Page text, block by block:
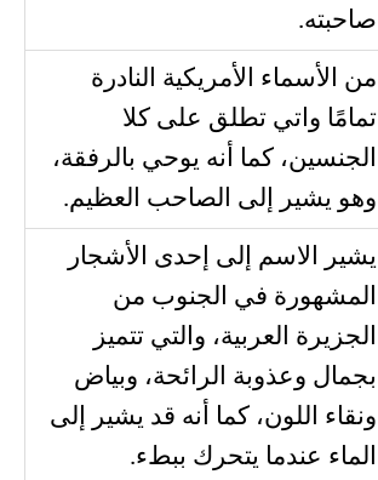
صاحبته.
من الأسماء الأمريكية النادرة
تمامًا واتي تطلق على كلا
الجنسين، كما أنه يوحي بالرفقة،
وهو يشير إلى الصاحب العظيم.
يشير الاسم إلى إحدى الأشجار
المشهورة في الجنوب من
الجزيرة العربية، والتي تتميز
بجمال وعذوبة الرائحة، وبياض
ونقاء اللون، كما أنه قد يشير إلى
الماء عندما يتحرك ببطء.